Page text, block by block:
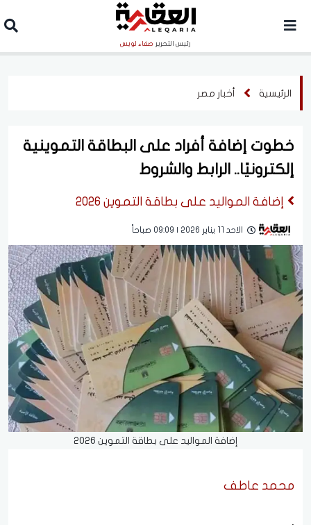
رئيس التحرير صفاء لويس
الرئيسية أخبار مصر
خطوت إضافة أفراد على البطاقة التموينية
إلكترونيًا.. الرابط والشروط
إضافة المواليد على بطاقة التموين 2026
الاحد 11 يناير 2026 | 09:09 صباحاً
إضافة المواليد على بطاقة التموين 2026
محمد عاطف